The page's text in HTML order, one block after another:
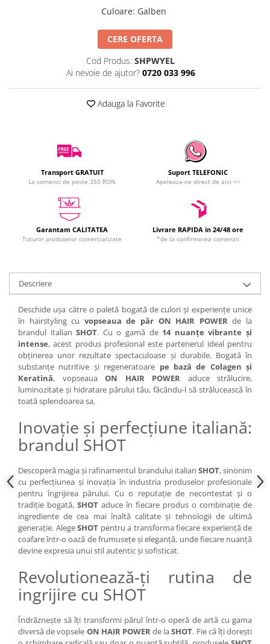
Culoare: Galben
CERE OFERTA
Cod Produs: SHPWYEL
Ai nevoie de ajutor? 0720 033 996
Adauga la Favorite
Transport GRATUIT
La comenzi de peste 350 RON
Suport TELEFONIC
Apeleaza-ne direct de aici <<
Garantam CALITATEA
Tuturor produselor comercializate
Livrare RAPIDA in 24/48 ore
*de la confirmarea comenzii
Descriere
Deschide ușa către o paletă bogată de culori și experiențe unice
în hairstyling cu vopseaua de păr ON HAIR POWERde la
brandul italianSHOT. Cu o gamă de 14 nuanțe vibrante și
intense, acest produs profesional este partenerul ideal pentru
obținerea unor rezultate spectaculoase și durabile. Bogată în
substanțe nutritive și regeneratoare pe bază de Colagen și
Keratină, vopseaua ON HAIR POWER aduce strălucire,
luminozitate și hidratare părului tău, făcându-l să strălucească în
toată splendoarea sa.
Inovație și perfecțiune italiană:
brandul SHOT
Descoperă magia și rafinamentul brandului italian SHOT, sinonim
cu perfecțiunea și inovația în industria produselor profesionale
pentru îngrijirea părului. Cu o reputație de necontestat și o
tradiție bogată, SHOT aduce în fiecare produs o combinație de
ingrediente de cea mai înaltă calitate și tehnologii de ultimă
generație. AlegeSHOT pentru a transforma fiecare experiență de
coafare într-o oază de frumusețe și eleganță, unde fiecare nuanță
devine expresia unui stil autentic și sofisticat.
Revolutionează-ți rutina de
ingrijire cu SHOT
Îndrăznește să îți transformi părul într-o operă de artă cu gama
diversă de vopsele ON HAIR POWERde laSHOT. Fie că îți dorești